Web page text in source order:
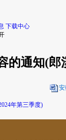
下载中心
的通知(郎
安
年第三季度)